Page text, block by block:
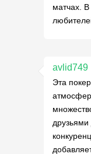
матчах.
avlid749
Эта